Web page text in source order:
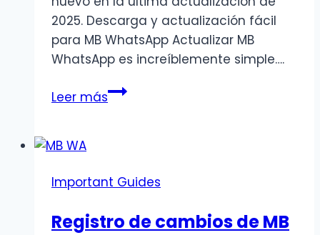
2025. Descarga y actualización fácil
para MB WhatsApp Actualizar MB
WhatsApp es increíblemente simple….
Leer másCómo
WhatsApp
iPhone
Important Guides
Registro de cambios de MB